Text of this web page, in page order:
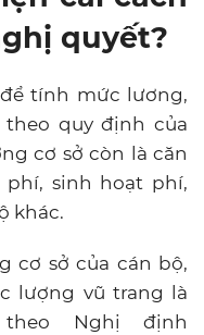
quyết?
tính mức lương,
quy định của
cơ sở còn là căn
sinh hoạt phí,
khác.
cơ sở của cán bộ,
lượng vũ trang là
Nghị định